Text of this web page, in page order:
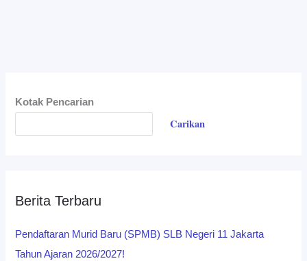
Kotak Pencarian
Carikan
Berita Terbaru
Pendaftaran Murid Baru (SPMB) SLB Negeri 11 Jakarta
Tahun Ajaran 2026/2027!